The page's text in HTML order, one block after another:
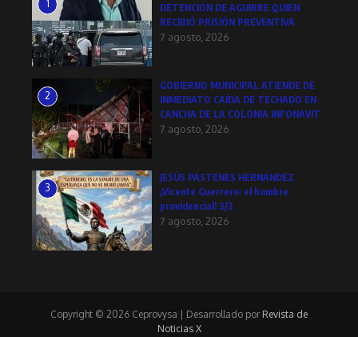
1
DETENCIÓN DE AGUIRRE QUIEN
RECIBIÓ PRISIÓN PREVENTIVA
7 agosto, 2026
2
GOBIERNO MUNICIPAL ATIENDE DE
INMEDIATO CAÍDA DE TECHADO EN
CANCHA DE LA COLONIA INFONAVIT
7 agosto, 2026
3
JESÚS PASTENES HERNÁNDEZ
¡Vicente Guerrero: el hombre
providencial! 3/3
7 agosto, 2026
Copyright © 2026 Ceprovysa | Desarrollado por Revista de
Noticias X